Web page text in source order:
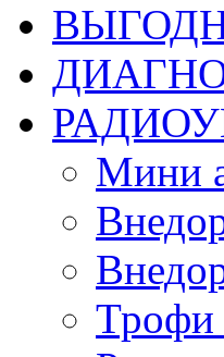
Мини
Трофи